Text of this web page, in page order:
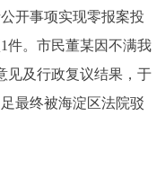
开事项实现零报案投
件。市民董某因不满我
见及行政复议结果，于
最终被海淀区法院驳